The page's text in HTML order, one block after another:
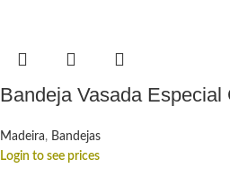
Bandeja Vasada Especial
Madeira, Bandejas
Login to see prices